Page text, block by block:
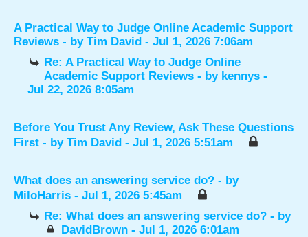
A Practical Way to Judge Online Academic Support
Reviews - by Tim David - Jul 1, 2026 7:06am
Re: A Practical Way to Judge Online
Academic Support Reviews - by kennys -
Jul 22, 2026 8:05am
Before You Trust Any Review, Ask These Questions
First - by Tim David - Jul 1, 2026 5:51am
What does an answering service do? - by
MiloHarris - Jul 1, 2026 5:45am
Re: What does an answering service do? - by
DavidBrown- Jul 1, 2026 6:01am